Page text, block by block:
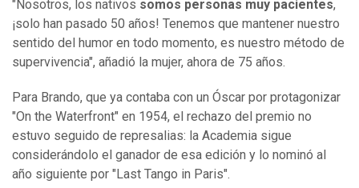
"Nosotros, los nativos somos personas muy pacientes,
¡solo han pasado 50 años! Tenemos que mantener nuestro
sentido del humor en todo momento, es nuestro método de
supervivencia", añadió la mujer, ahora de 75 años.
Para Brando, que ya contaba con un Óscar por protagonizar
"On the Waterfront" en 1954, el rechazo del premio no
estuvo seguido de represalias: la Academia sigue
considerándolo el ganador de esa edición y lo nominó al
año siguiente por "Last Tango in Paris".